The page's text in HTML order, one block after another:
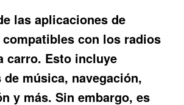
las aplicaciones de
con los radios
carro. Esto incluye
música, navegación,
y más. Sin embargo, es